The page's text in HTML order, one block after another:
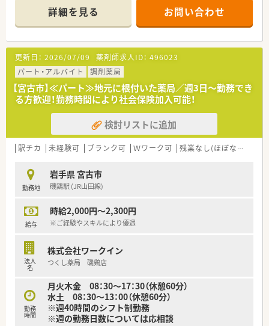
◆新規出店も継続しており、今後の成長性もある優良企業です。
店舗数が増えている今でも、社長が毎年手書きのバースデーカー
ドと一緒にプレゼントがあったり、社員を大事にしている姿勢は
成長を続けている今でも変わりません。
◆ご希望を考慮し、キャリアアップのために店舗異動なども可能
です！管理薬剤師だけでなくエリアマネージャーや採用担当な
ど、社員の「挑戦したい」を応援してくれる社風です。
◆各地域にエリアマネージャーが在籍。お悩み相談や店舗間の
交流もしっかりできているので、安心して働ける環境が整ってい
ます。
◆人事考課制度もしっかりしています。ご自身で決めた目標に
対してのフィードバックを定期面談で実施。管理薬剤師、エリア
マネージャーだけでなく、部長もこまめに現場を回って現場の声
をヒアリングされていますので、頑張った分しっかり評価される
≪薬局紹介≫
◆循環器内科、消化器科をメインに応需しています。クリニック
る機会もあり、経験を少しずつ積むことができます。
◆薬剤師は常時3名体制をとっているため、フォロー体制が整っ
心ください♪
≪こんな方にオススメ！≫
◇これから幅広く経験を積んでいきたい方
詳細を見る お問い合わせ
更新日： 2026/07/09 薬剤師求人ID： 496023
パート・アルバイト
調剤薬局
【宮古市】≪パート≫地元に根付いた薬局／週3日～勤務でき
る方歓迎！勤務時間により社会保険加入可能！
検討リストに追加
駅チカ 未経験可 ブランク可 Ｗワーク可 残業なし(ほぼなし含む)
勤務地
岩手県 宮古市
磯鶏駅 (JR山田線)
給与
時給2,000円～2,300円
※ご経験やスキルにより優遇
法人
名
株式会社ワークイン
つくし薬局 磯鶏店
勤務
時間
月火木金 08：30～17：30（休憩60分）
水土 08：30～13：00（休憩60分）
※週40時間のシフト制勤務
※週の勤務日数については応相談